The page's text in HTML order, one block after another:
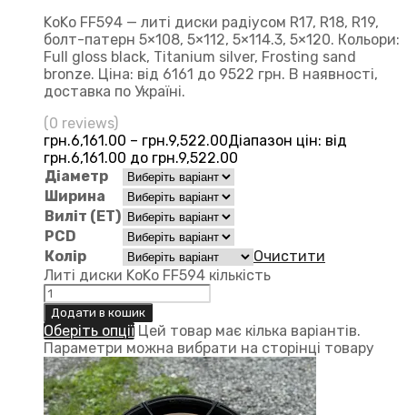
KoKo FF594 — литі диски радіусом R17, R18, R19,
болт-патерн 5×108, 5×112, 5×114.3, 5×120. Кольори:
Full gloss black, Titanium silver, Frosting sand
bronze. Ціна: від 6161 до 9522 грн. В наявності,
доставка по Україні.
(0 reviews)
грн.6,161.00 – грн.9,522.00Діапазон цін: від
грн.6,161.00 до грн.9,522.00
Діаметр
Ширина
Виліт (ЕТ)
PCD
Колір
Очистити
Литі диски KoKo FF594 кількість
Додати в кошик
Оберіть опції Цей товар має кілька варіантів.
Параметри можна вибрати на сторінці товару